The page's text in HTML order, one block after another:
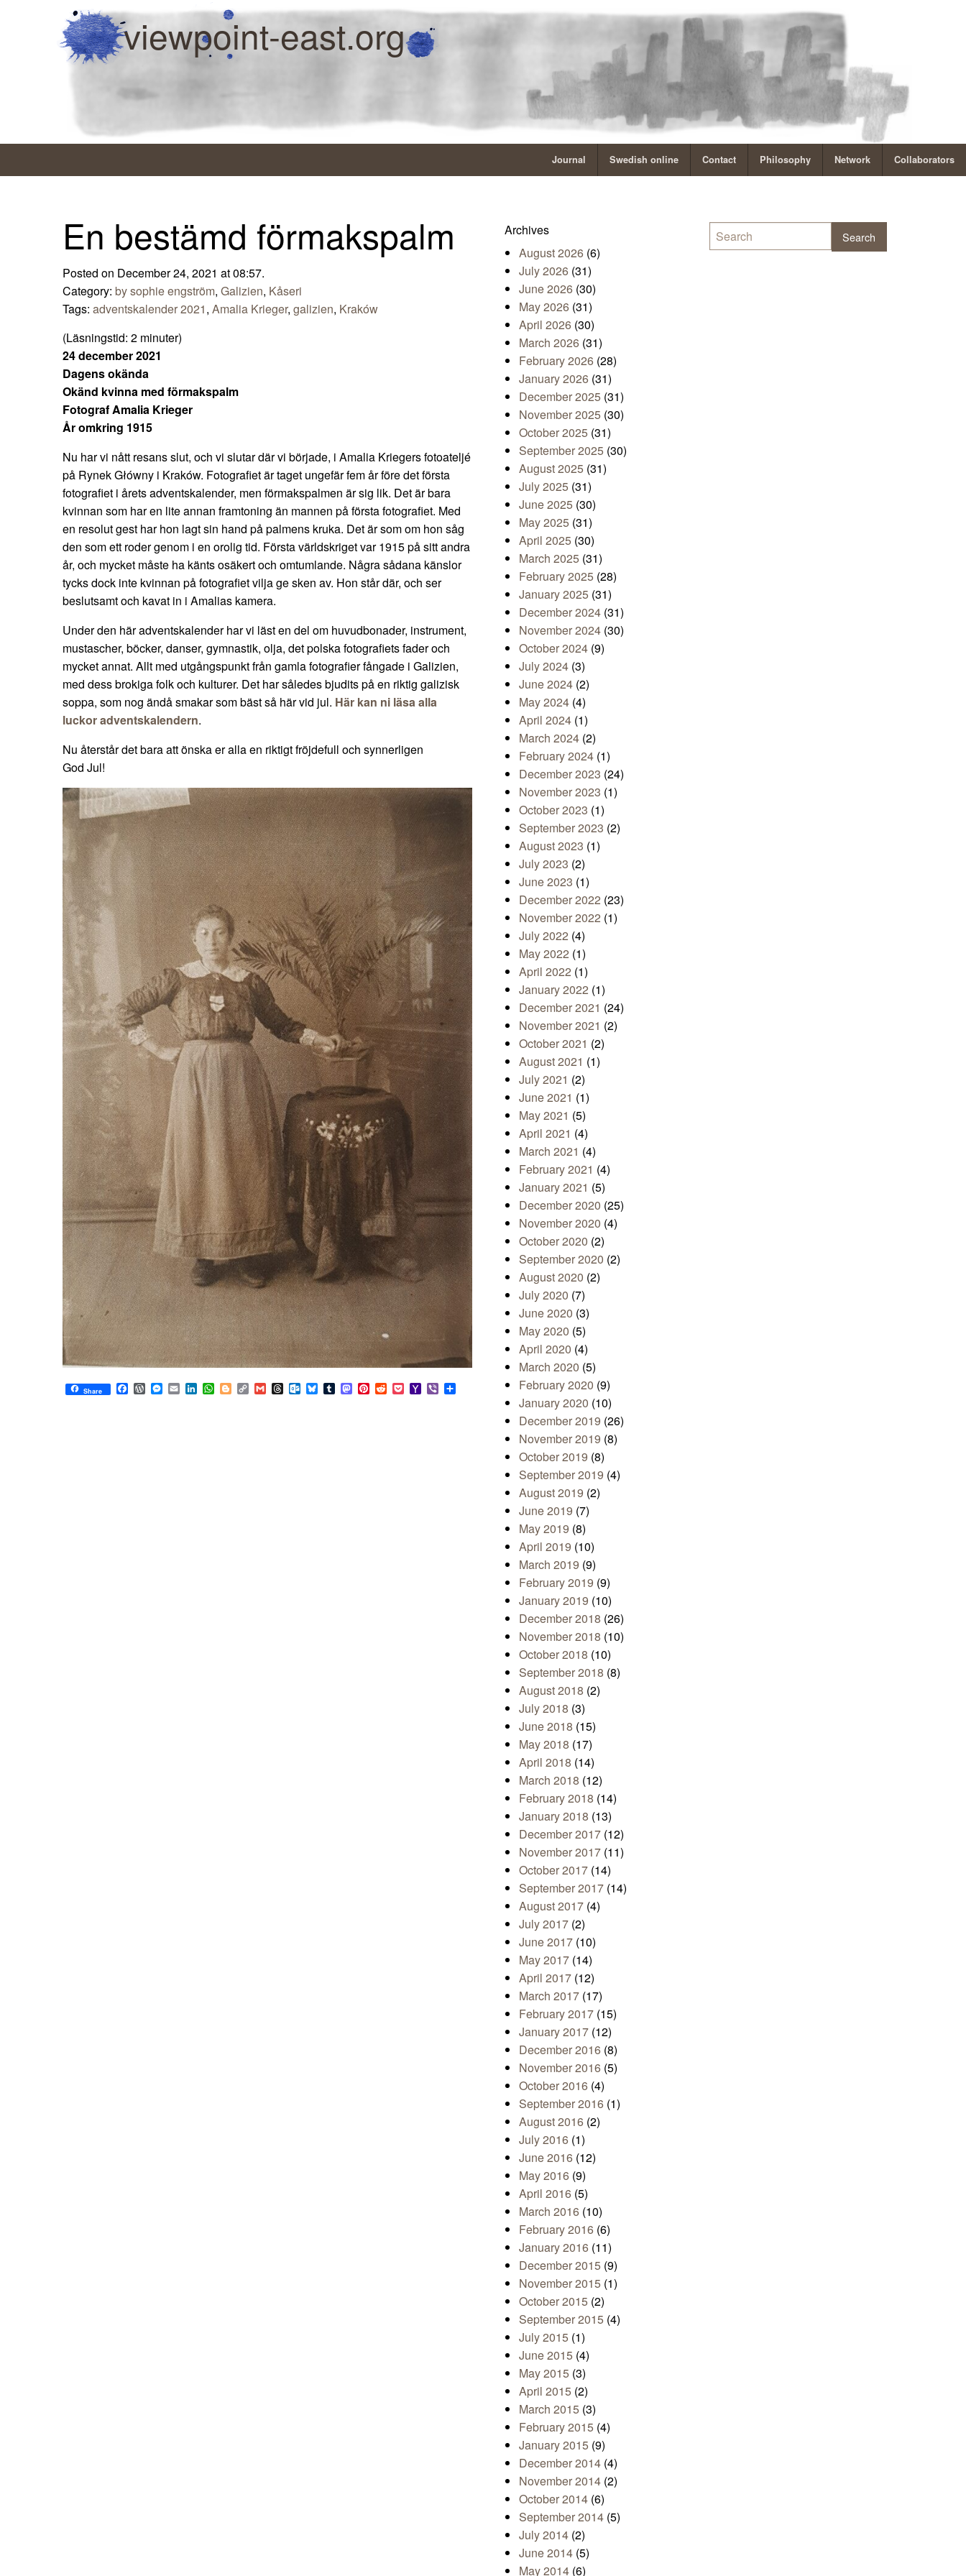
viewpoint-east.org
Journal Swedish online Contact Philosophy Network Collaborators
En bestämd förmakspalm
Posted on December 24, 2021 at 08:57.
Category: by sophie engström, Galizien, Kåseri
Tags: adventskalender 2021, Amalia Krieger, galizien, Kraków
(Läsningstid: 2 minuter)
24 december 2021
Dagens okända
Okänd kvinna med förmakspalm
Fotograf Amalia Krieger
År omkring 1915
Nu har vi nått resans slut, och vi slutar där vi började, i Amalia Kriegers fotoateljé
på Rynek Główny i Kraków. Fotografiet är taget ungefär fem år före det första
fotografiet i årets adventskalender, men förmakspalmen är sig lik. Det är bara
kvinnan som har en lite annan framtoning än mannen på första fotografiet. Med
en resolut gest har hon lagt sin hand på palmens kruka. Det är som om hon såg
den som ett roder genom i en orolig tid. Första världskriget var 1915 på sitt andra
år, och mycket måste ha känts osäkert och omtumlande. Några sådana känslor
tycks dock inte kvinnan på fotografiet vilja ge sken av. Hon står där, och ser
beslutsamt och kavat in i Amalias kamera.
Under den här adventskalender har vi läst en del om huvudbonader, instrument,
mustascher, böcker, danser, gymnastik, olja, det polska fotografiets fader och
mycket annat. Allt med utgångspunkt från gamla fotografier fångade i Galizien,
med dess brokiga folk och kulturer. Det har således bjudits på en riktig galizisk
soppa, som nog ändå smakar som bäst så här vid jul. Här kan ni läsa alla
luckor adventskalendern.
Nu återstår det bara att önska er alla en riktigt fröjdefull och synnerligen
God Jul!
Share Facebook
WordPress
Messenger
EmailLinkedIn
WhatsApp
BloggerCopy
Link
GmailThreadsOutlook.com
Bluesky
TumblrMastodon
Pinterest
RedditPocketYahoo
Mail
Viber
Archives
August 2026 (6)
July 2026 (31)
June 2026 (30)
May 2026 (31)
April 2026 (30)
March 2026 (31)
February 2026 (28)
January 2026 (31)
December 2025 (31)
November 2025 (30)
October 2025 (31)
September 2025 (30)
August 2025 (31)
July 2025 (31)
June 2025 (30)
May 2025 (31)
April 2025 (30)
March 2025 (31)
February 2025 (28)
January 2025 (31)
December 2024 (31)
November 2024 (30)
October 2024 (9)
July 2024 (3)
June 2024 (2)
May 2024 (4)
April 2024 (1)
March 2024 (2)
February 2024 (1)
December 2023 (24)
November 2023 (1)
October 2023 (1)
September 2023 (2)
August 2023 (1)
July 2023 (2)
June 2023 (1)
December 2022 (23)
November 2022 (1)
July 2022 (4)
May 2022 (1)
April 2022 (1)
January 2022 (1)
December 2021 (24)
November 2021 (2)
October 2021 (2)
August 2021 (1)
July 2021 (2)
June 2021 (1)
May 2021 (5)
April 2021 (4)
March 2021 (4)
February 2021 (4)
January 2021 (5)
December 2020 (25)
November 2020 (4)
October 2020 (2)
September 2020 (2)
August 2020 (2)
July 2020 (7)
June 2020 (3)
May 2020 (5)
April 2020 (4)
March 2020 (5)
February 2020 (9)
January 2020 (10)
December 2019 (26)
November 2019 (8)
October 2019 (8)
September 2019 (4)
August 2019 (2)
June 2019 (7)
May 2019 (8)
April 2019 (10)
March 2019 (9)
February 2019 (9)
January 2019 (10)
December 2018 (26)
November 2018 (10)
October 2018 (10)
September 2018 (8)
August 2018 (2)
July 2018 (3)
June 2018 (15)
May 2018 (17)
April 2018 (14)
March 2018 (12)
February 2018 (14)
January 2018 (13)
December 2017 (12)
November 2017 (11)
October 2017 (14)
September 2017 (14)
August 2017 (4)
July 2017 (2)
June 2017 (10)
May 2017 (14)
April 2017 (12)
March 2017 (17)
February 2017 (15)
January 2017 (12)
December 2016 (8)
November 2016 (5)
October 2016 (4)
September 2016 (1)
August 2016 (2)
July 2016 (1)
June 2016 (12)
May 2016 (9)
April 2016 (5)
March 2016 (10)
February 2016 (6)
January 2016 (11)
December 2015 (9)
November 2015 (1)
October 2015 (2)
September 2015 (4)
July 2015 (1)
June 2015 (4)
May 2015 (3)
April 2015 (2)
March 2015 (3)
February 2015 (4)
January 2015 (9)
December 2014 (4)
November 2014 (2)
October 2014 (6)
September 2014 (5)
July 2014 (2)
June 2014 (5)
May 2014 (6)